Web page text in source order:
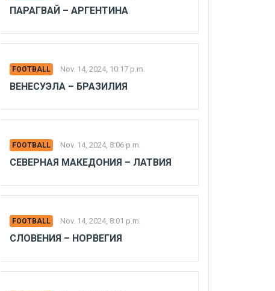
ПАРАГВАЙ – АРГЕНТИНА
FOOTBALL Nov. 14, 2024, 10:17 p.m.
ВЕНЕСУЭЛА – БРАЗИЛИЯ
FOOTBALL Nov. 14, 2024, 8:06 p.m.
СЕВЕРНАЯ МАКЕДОНИЯ – ЛАТВИЯ
FOOTBALL Nov. 14, 2024, 8:01 p.m.
СЛОВЕНИЯ – НОРВЕГИЯ